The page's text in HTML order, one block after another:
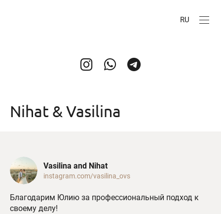
RU
Nihat & Vasilina
Vasilina and Nihat
instagram.com/vasilina_ovs
Благодарим Юлию за профессиональный подход к
своему делу!